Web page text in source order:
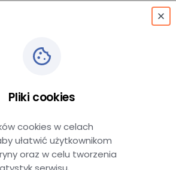
i reklamacje
Pliki cookies
cookies w celach
ułatwić użytkownikom
oraz w celu tworzenia